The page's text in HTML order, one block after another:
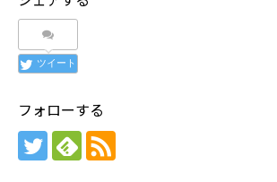
ツイート
フォローする